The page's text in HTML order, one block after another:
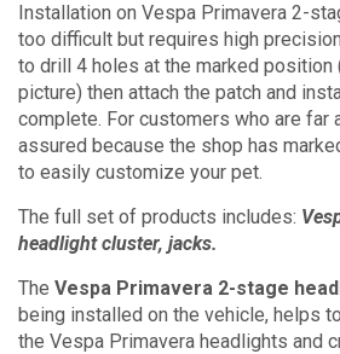
Installation on Vespa Primavera 2-
too difficult but requires high
to drill 4 holes at the marked position
picture) then attach the patch and
complete. For customers who are far
assured because the shop has
to easily customize your pet.
The full set of products includes:
headlight cluster, jacks.
The Vespa Primavera 2-stage
being installed on the vehicle, helps
the Vespa Primavera headlights and